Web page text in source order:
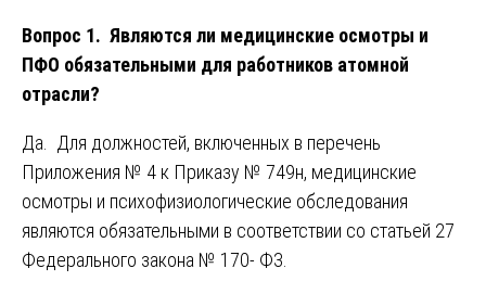
Вопрос 1. Являются ли медицинские осмотры и
ПФО обязательными для работников атомной
отрасли?
Да. Для должностей, включенных в перечень
Приложения № 4 к Приказу № 749н, медицинские
осмотры и психофизиологические обследования
являются обязательными в соответствии со статьей 27
Федерального закона № 170- ФЗ.